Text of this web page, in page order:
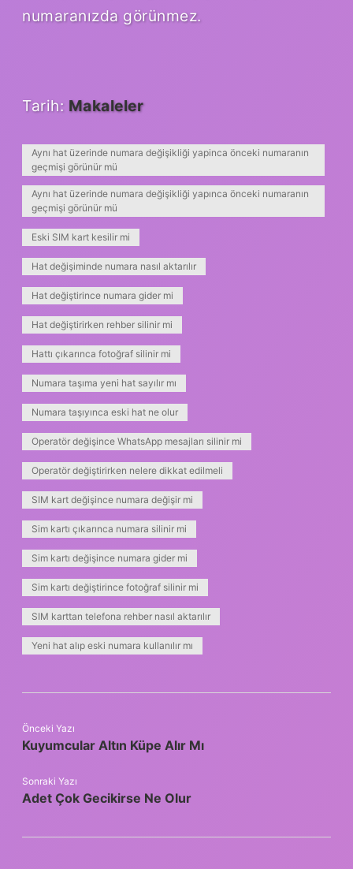
numaranızda görünmez.
Tarih: Makaleler
Aynı hat üzerinde numara değişikliği yapinca önceki numaranın
geçmişi görünür mü
Aynı hat üzerinde numara değişikliği yapınca önceki numaranın
geçmişi görünür mü
Eski SIM kart kesilir mi
Hat değişiminde numara nasıl aktarılır
Hat değiştirince numara gider mi
Hat değiştirirken rehber silinir mi
Hattı çıkarınca fotoğraf silinir mi
Numara taşıma yeni hat sayılır mı
Numara taşıyınca eski hat ne olur
Operatör değişince WhatsApp mesajları silinir mi
Operatör değiştirirken nelere dikkat edilmeli
SIM kart değişince numara değişir mi
Sim kartı çıkarınca numara silinir mi
Sim kartı değişince numara gider mi
Sim kartı değiştirince fotoğraf silinir mi
SIM karttan telefona rehber nasıl aktarılır
Yeni hat alıp eski numara kullanılır mı
Önceki Yazı
Kuyumcular Altın Küpe Alır Mı
Sonraki Yazı
Adet Çok Gecikirse Ne Olur